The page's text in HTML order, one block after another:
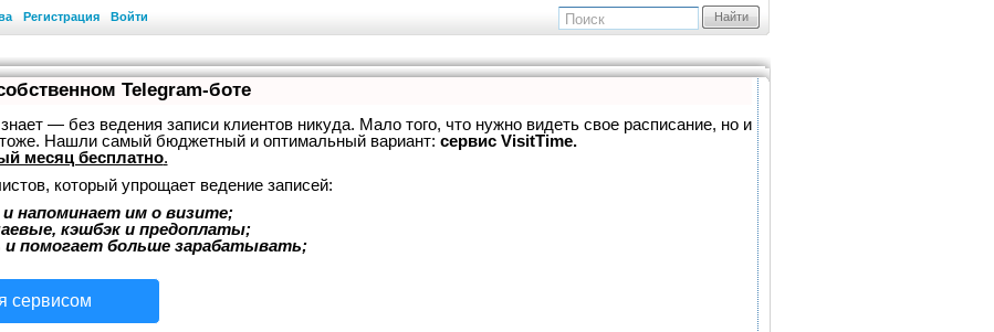
Регистрация Войти Найти
Telegram-боте
— без ведения записи клиентов никуда. Мало того, что нужно видеть свое расписание, но и
тоже. Нашли самый бюджетный и оптимальный вариант: сервис VisitTime.
месяц бесплатно.
который упрощает ведение записей:
напоминает им о визите;
кэшбэк и предоплаты;
и помогает больше зарабатывать;
сервисом